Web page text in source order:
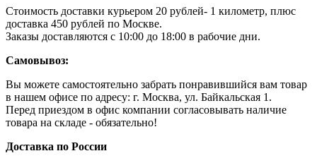
Стоимость доставки курьером 20 рублей- 1 километр, плюс
доставка 450 рублей по Москве.
Заказы доставляются с 10:00 до 18:00 в рабочие дни.
Самовывоз:
Вы можете самостоятельно забрать понравившийся вам товар
в нашем офисе по адресу: г. Москва, ул. Байкальская 1.
Перед приездом в офис компании согласовывать наличие
товара на складе - обязательно!
Доставка по России